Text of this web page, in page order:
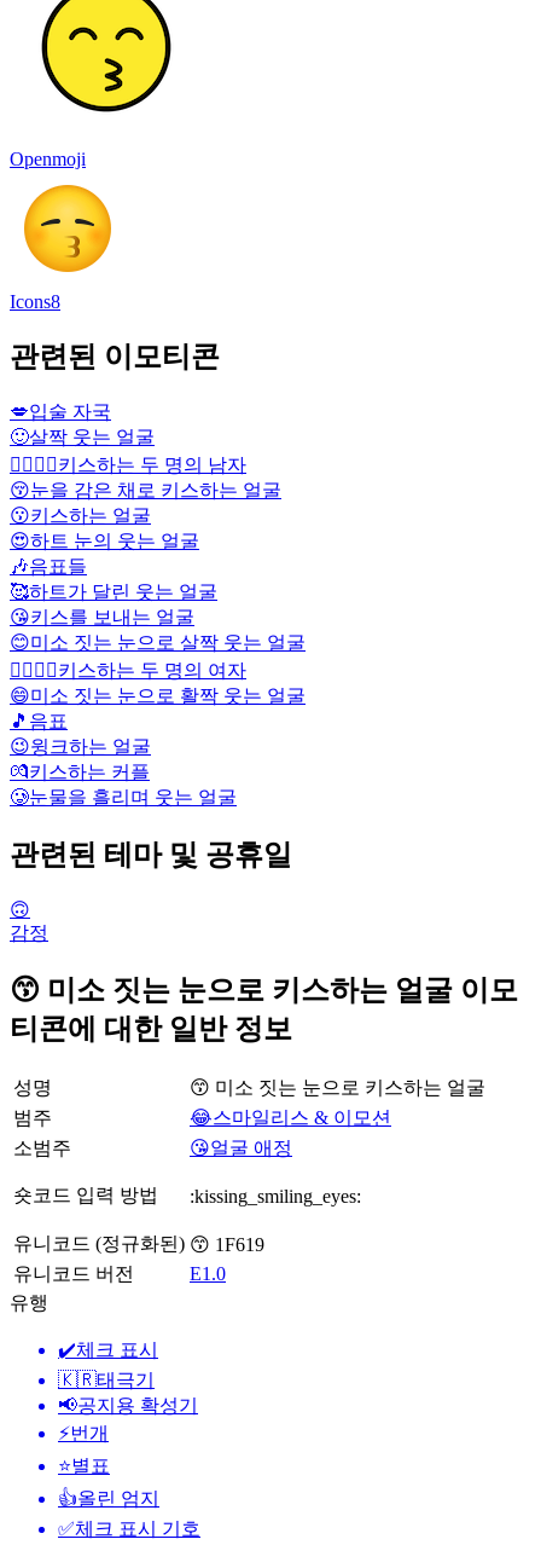
Openmoji
Icons8
관련된 이모티콘
💋입술 자국
🙂살짝 웃는 얼굴
👨‍❤️‍💋‍👨키스하는 두 명의 남자
😚눈을 감은 채로 키스하는 얼굴
😗키스하는 얼굴
😍하트 눈의 웃는 얼굴
🎶음표들
🥰하트가 달린 웃는 얼굴
😘키스를 보내는 얼굴
😊미소 짓는 눈으로 살짝 웃는 얼굴
👩‍❤️‍💋‍👩키스하는 두 명의 여자
😄미소 짓는 눈으로 활짝 웃는 얼굴
🎵 음표
😉윙크하는 얼굴
💏키스하는 커플
🥲눈물을 흘리며 웃는 얼굴
관련된 테마 및 공휴일
🙃
감정
😙 미소 짓는 눈으로 키스하는 얼굴 이모
티콘에 대한 일반 정보
성명
😙 미소 짓는 눈으로 키스하는 얼굴
범주
😂스마일리스 & 이모션
소범주
😘얼굴 애정
숏코드 입력 방법 :kissing_smiling_eyes:
유니코드 (정규화된) 😙 1F619
유니코드 버전
E1.0
유행
✔️체크 표시
🇰🇷태극기
📢공지용 확성기
⚡번개
⭐별표
👍올린 엄지
✅체크 표시 기호